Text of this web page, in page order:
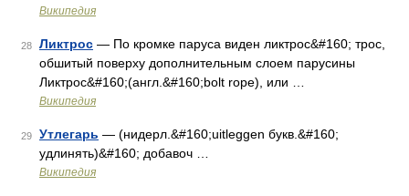
Википедия
28 Ликтрос — По кромке паруса виден ликтрос&#160; трос,
обшитый поверху дополнительным слоем парусины
Ликтрос&#160;(англ.&#160;bolt rope), или …
Википедия
29 Утлегарь — (нидерл.&#160;uitleggen букв.&#160;
удлинять)&#160; добавоч …
Википедия